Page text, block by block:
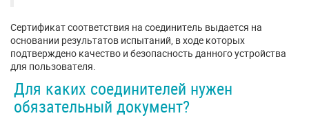
Сертификат соответствия на соединитель выдается на
основании результатов испытаний, в ходе которых
подтверждено качество и безопасность данного устройства
для пользователя.
Для каких соединителей нужен
обязательный документ?